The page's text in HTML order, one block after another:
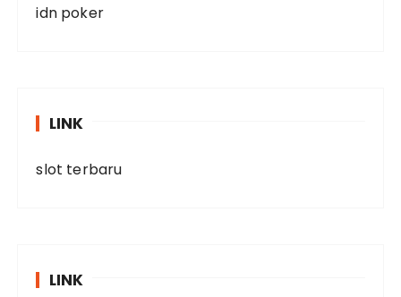
idn poker
LINK
slot terbaru
LINK